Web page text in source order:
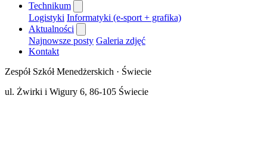
Technikum
Logistyki Informatyki (e-sport + grafika)
Aktualności
Najnowsze posty Galeria zdjęć
Kontakt
Zespół Szkół Menedżerskich · Świecie
ul. Żwirki i Wigury 6, 86-105 Świecie